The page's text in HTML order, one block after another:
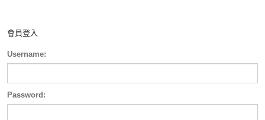
會員登入
Username:
Password: